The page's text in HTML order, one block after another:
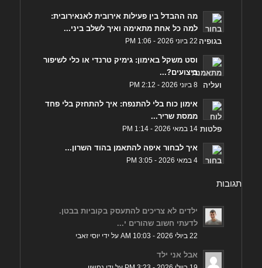
מה ההבדל בין פעילות אירובית לאנאירובית:
למה כל אחת מתאימה ואיך לשלב ביני...
22 ביוני 2026 - 1:06 PM
וסט משקל באימון: גימיק טרנדי או כלי לשיפור
ביצועים?...
8 ביוני 2026 - 2:12 PM
אימון כוח בלי להתנפח: איך להתחזק בלי פחד
ממסת שריר...
14 במאי 2026 - 1:14 PM
איך לבחור איפה להתאמן בהוד השרון...
4 במאי 2026 - 3:05 PM
תגובות
ילדים לא צריכים להתעסק בקוביות בבטן.
לדעתי חשוב שהורים י...
22 ביולי 2026 - 10:03 AM על ידי יוסי זאבי
אבל אני ילד